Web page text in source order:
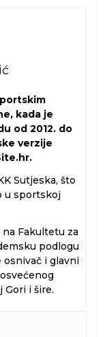
kada je
od 2012. do
verzije
Sutjeska, što
u sportskoj
Fakultetu za
podlogu
osnivač i glavni
Gori i šire.